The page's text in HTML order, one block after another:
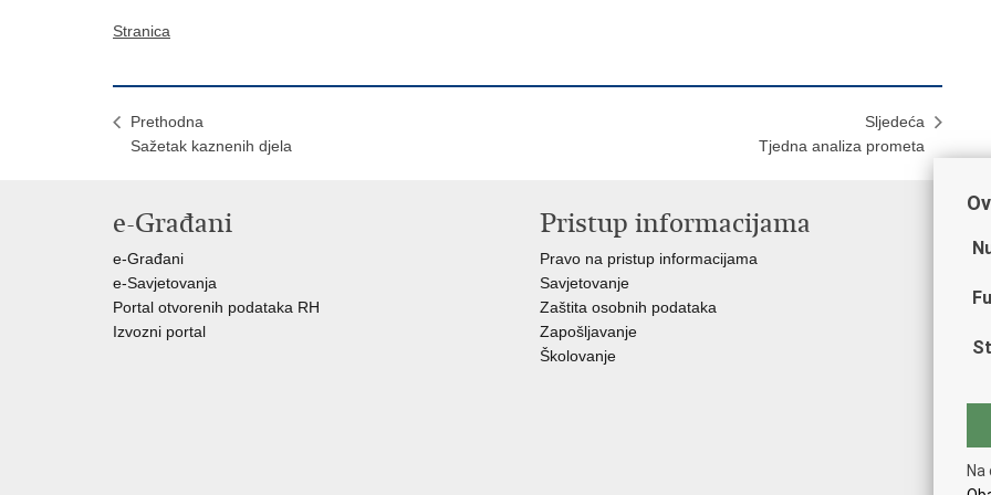
Stranica
Prethodna
Sažetak kaznenih djela
Sljedeća
Tjedna analiza prometa
e-Građani
e-Građani
e-Savjetovanja
Portal otvorenih podataka RH
Izvozni portal
Pristup informacijama
Pravo na pristup informacijama
Savjetovanje
Zaštita osobnih podataka
Zapošljavanje
Školovanje